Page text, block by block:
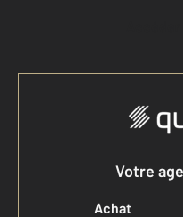
Votre
Achat